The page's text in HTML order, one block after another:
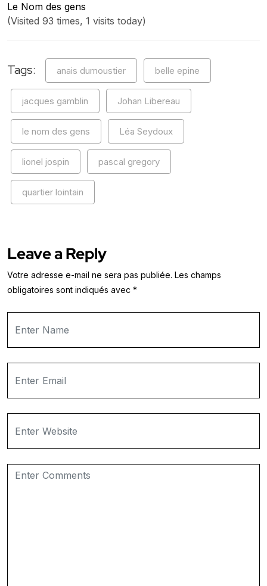
Le Nom des gens
(Visited 93 times, 1 visits today)
Tags: anais dumoustier belle epine
jacques gamblin Johan Libereau
le nom des gens Léa Seydoux
lionel jospin pascal gregory
quartier lointain
Leave a Reply
Votre adresse e-mail ne sera pas publiée. Les champs
obligatoires sont indiqués avec *